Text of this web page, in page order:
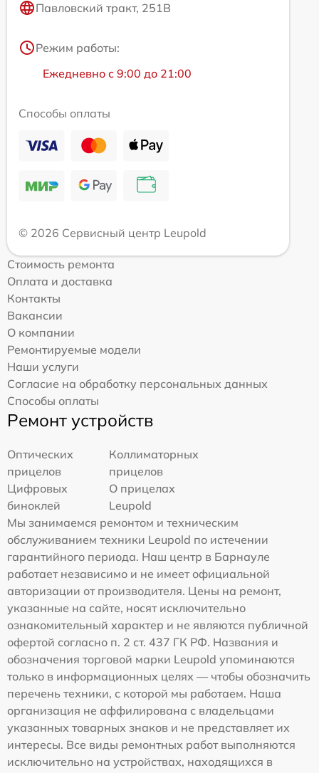
Павловский тракт, 251В
Режим работы:
Ежедневно с 9:00 до 21:00
Способы оплаты
© 2026 Сервисный центр Leupold
Стоимость ремонта
Оплата и доставка
Контакты
Вакансии
О компании
Ремонтируемые модели
Наши услуги
Согласие на обработку персональных данных
Способы оплаты
Ремонт устройств
Оптических
прицелов
Коллиматорных
прицелов
Цифровых
биноклей
О прицелах
Leupold
Мы занимаемся ремонтом и техническим
обслуживанием техники Leupold по истечении
гарантийного периода. Наш центр в Барнауле
работает независимо и не имеет официальной
авторизации от производителя. Цены на ремонт,
указанные на сайте, носят исключительно
ознакомительный характер и не являются публичной
офертой согласно п. 2 ст. 437 ГК РФ. Названия и
обозначения торговой марки Leupold упоминаются
только в информационных целях — чтобы обозначить
перечень техники, с которой мы работаем. Наша
организация не аффилирована с владельцами
указанных товарных знаков и не представляет их
интересы. Все виды ремонтных работ выполняются
исключительно на устройствах, находящихся в